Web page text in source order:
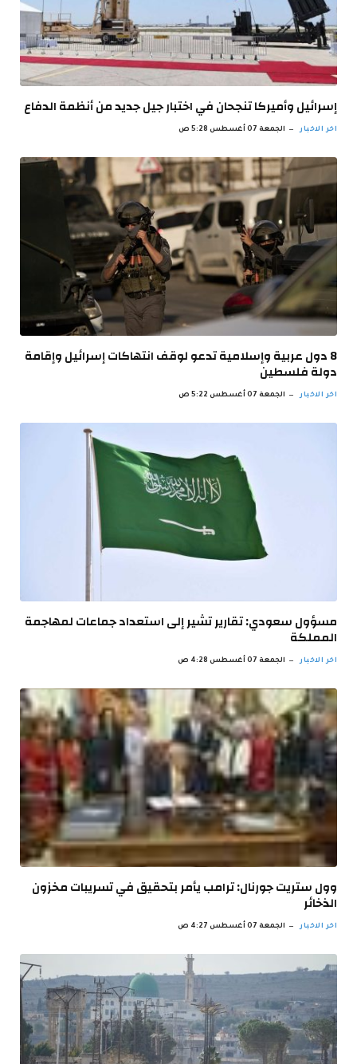
إسرائيل وأميركا تنجحان في اختبار جيل جديد من أنظمة الدفاع
اخر الاخبار الجمعة 07 أغسطس 5:28 ص
8 دول عربية وإسلامية تدعو لوقف انتهاكات إسرائيل وإقامة
دولة فلسطين
اخر الاخبار الجمعة 07 أغسطس 5:22 ص
مسؤول سعودي: تقارير تشير إلى استعداد جماعات لمهاجمة
المملكة
اخر الاخبار الجمعة 07 أغسطس 4:28 ص
وول ستريت جورنال: ترامب يأمر بتحقيق في تسريبات مخزون
الذخائر
اخر الاخبار الجمعة 07 أغسطس 4:27 ص